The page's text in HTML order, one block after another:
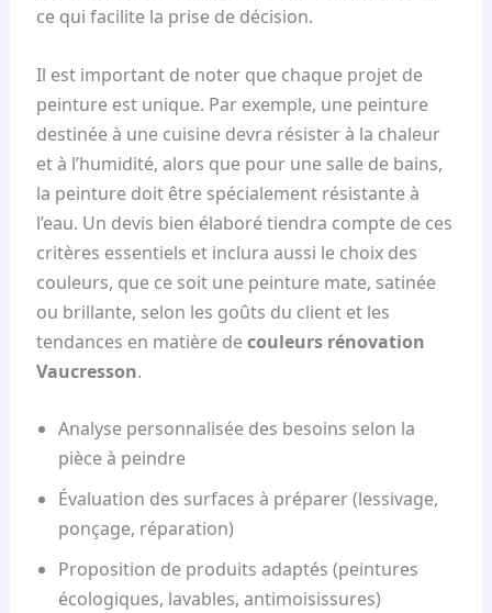
ce qui facilite la prise de décision.
Il est important de noter que chaque projet de
peinture est unique. Par exemple, une peinture
destinée à une cuisine devra résister à la chaleur
et à l’humidité, alors que pour une salle de bains,
la peinture doit être spécialement résistante à
l’eau. Un devis bien élaboré tiendra compte de ces
critères essentiels et inclura aussi le choix des
couleurs, que ce soit une peinture mate, satinée
ou brillante, selon les goûts du client et les
tendances en matière decouleurs rénovation
Vaucresson.
Analyse personnalisée des besoins selon la
pièce à peindre
Évaluation des surfaces à préparer (lessivage,
ponçage, réparation)
Proposition de produits adaptés (peintures
écologiques, lavables, antimoisissures)